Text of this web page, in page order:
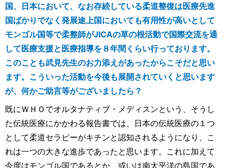
国、日本において、なお存続している柔道整復は医療先進
国ばかりでなく発展途上国においても有用性が高いとして
モンゴル国等で柔整師がJICAの草の根活動で国際交流を通
して医療支援と医療指導を８年間くらい行っております。
このことも武見先生のお力添えがあったからこそだと思い
ます。こういった活動を今後も展開されていくと思います
が、何かご助言等がございましたら？
既にＷＨＯでオルタナティブ・メディスンという、そうし
た伝統医療にかかわる報告書では、日本の伝統医療の１つ
として柔道セラピーがキチンと認知されるようになり、こ
れは一つの大きな進歩であったと思います。これに加えて
今度はモンゴル国であるとか、或いは南太平洋の島国であ